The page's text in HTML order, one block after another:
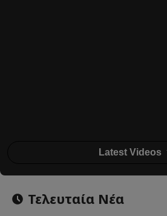
Latest Videos
Τελευταία Νέα